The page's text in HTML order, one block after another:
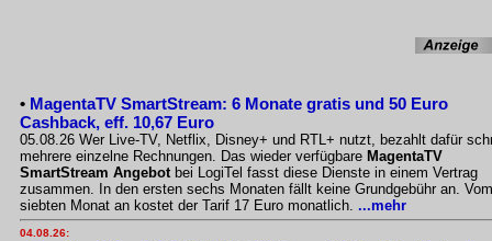
• MagentaTV SmartStream: 6 Monate gratis und 50 Euro
Cashback, eff. 10,67 Euro
05.08.26 Wer Live-TV, Netflix, Disney+ und RTL+ nutzt, bezahlt dafür
mehrere einzelne Rechnungen. Das wieder verfügbare MagentaTV
SmartStream Angebotbei LogiTel fasst diese Dienste in einem Vertrag
zusammen. In den ersten sechs Monaten fällt keine Grundgebühr an. Vom
siebten Monat an kostet der Tarif 17 Euro monatlich. ...mehr
04.08.26: